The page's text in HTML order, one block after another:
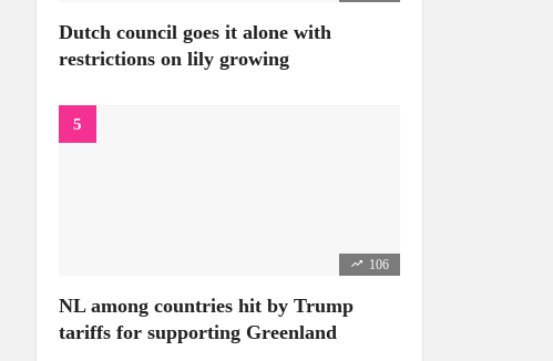
Dutch council goes it alone with
restrictions on lily growing
106
NL among countries hit by Trump
tariffs for supporting Greenland